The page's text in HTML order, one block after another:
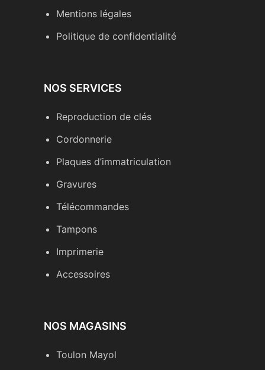
Mentions légales
Politique de confidentialité
NOS SERVICES
Reproduction de clés
Cordonnerie
Plaques d’immatriculation
Gravures
Télécommandes
Tampons
Imprimerie
Accessoires
NOS MAGASINS
Toulon Mayol